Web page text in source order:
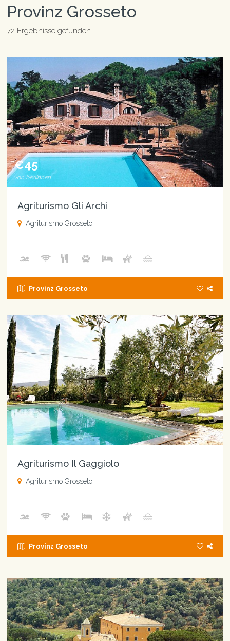
Provinz Grosseto
72 Ergebnisse gefunden
€45
von beginnen
Agriturismo Gli Archi
Agriturismo Grosseto
Provinz Grosseto
Agriturismo Il Gaggiolo
Agriturismo Grosseto
Provinz Grosseto